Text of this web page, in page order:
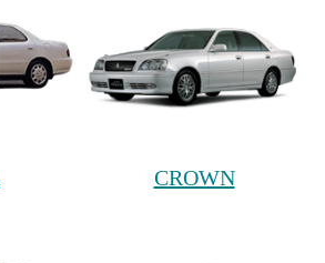
CROWN